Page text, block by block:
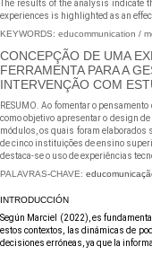
The results of the analysis indicate
experiences is highlighted as an
KEYWORDS: educommunication /
CONCEPÇÃO DE UMA
FERRAMENTA PARA A
INTERVENÇÃO COM
RESUMO. Ao fomentar o
como objetivo apresentar o design
módulos, os quais foram elaborados
de cinco instituições de ensino
destaca-se o uso de experiências
PALAVRAS-CHAVE:
INTRODUCCIÓN
Según Marciel (2022), es
estos contextos, las dinámicas de
decisiones erróneas, ya que la